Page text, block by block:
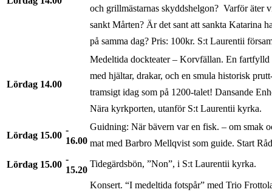
och grillmästarnas skyddshelgon? Varför äter
sankt Mårten? Är det sant att sankta Katarina
på samma dag? Pris: 100kr. S:t Laurentii
Lördag 14.00
Medeltida dockteater – Korvfällan. En
med hjältar, drakar, och en smula historisk
tramsigt idag som på 1200-talet! Dansande
Nära kyrkporten, utanför S:t Laurentii kyrka.
Lördag 15.00
16.00
Guidning: När bävern var en fisk. – om smak
mat med Barbro Mellqvist som guide. Start
Lördag 15.00
15.20
Tidegärdsbön, ”Non”, i S:t Laurentii kyrka.
Konsert. “I medeltida fotspår” med Trio